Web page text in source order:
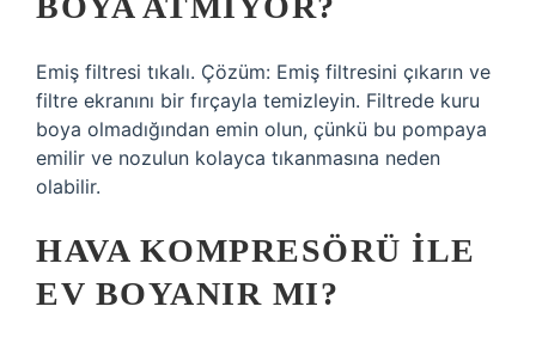
Emiş filtresi tıkalı. Çözüm: Emiş filtresini çıkarın ve
filtre ekranını bir fırçayla temizleyin. Filtrede kuru
boya olmadığından emin olun, çünkü bu pompaya
emilir ve nozulun kolayca tıkanmasına neden
olabilir.
HAVA KOMPRESÖRÜ ILE
EV BOYANIR MI?